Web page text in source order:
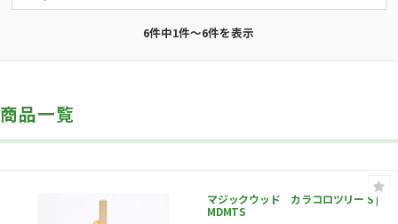
6件中1件～6件を表示
商品一覧
マジックウッド カラコロツリー S |
MDMTS